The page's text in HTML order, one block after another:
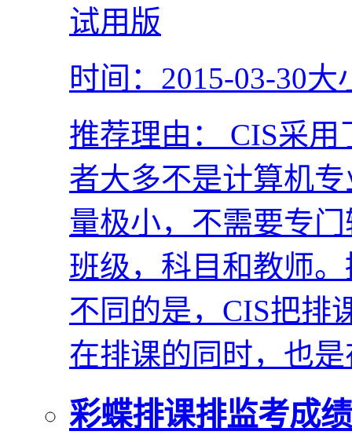
时间：2015-03-30大
推荐理由：
CIS采用
者大多不是计算机
量极小，不需要专
班级，科目和教师
不同的是，CIS把排
在排课的同时，也
彩蝶排课排监考成